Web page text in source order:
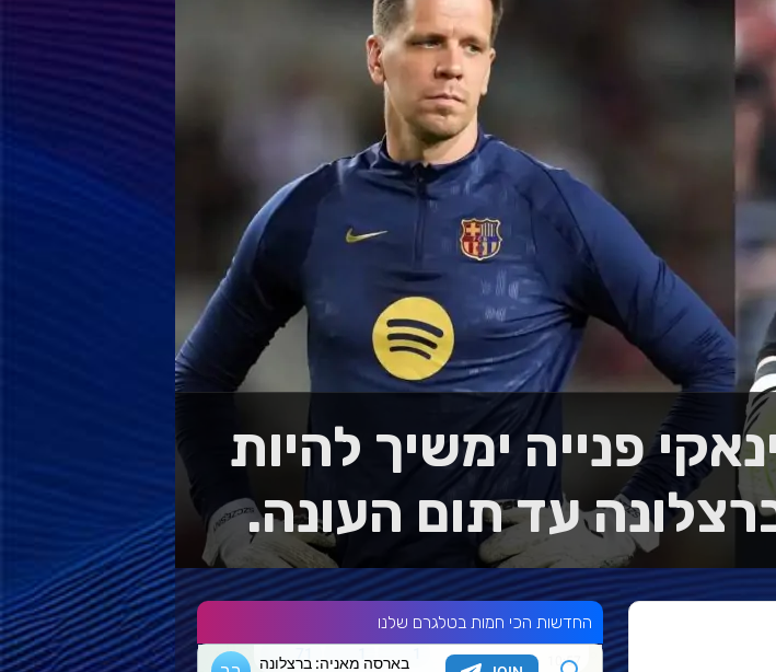
פנייה ימשיך להיות
עד תום העונה.
החדשות הכי חמות בטלגרם שלנו